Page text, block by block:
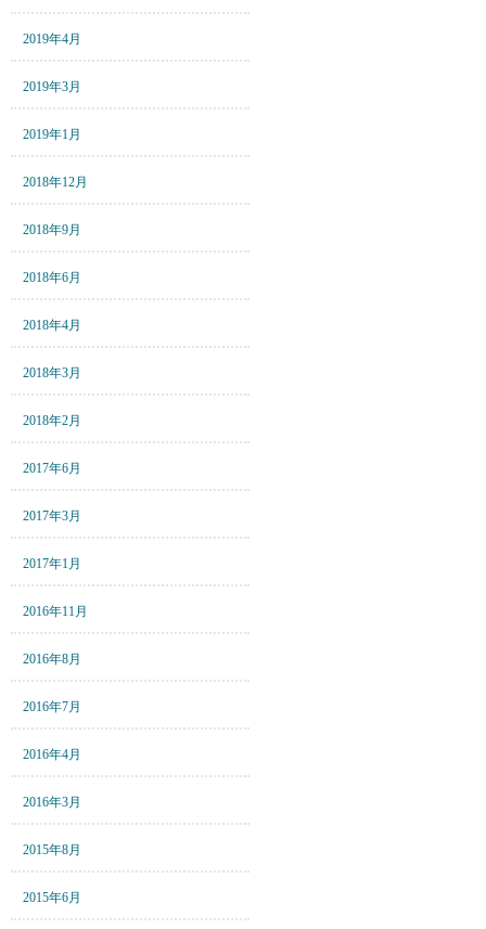
2019年4月
2019年3月
2019年1月
2018年12月
2018年9月
2018年6月
2018年4月
2018年3月
2018年2月
2017年6月
2017年3月
2017年1月
2016年11月
2016年8月
2016年7月
2016年4月
2016年3月
2015年8月
2015年6月